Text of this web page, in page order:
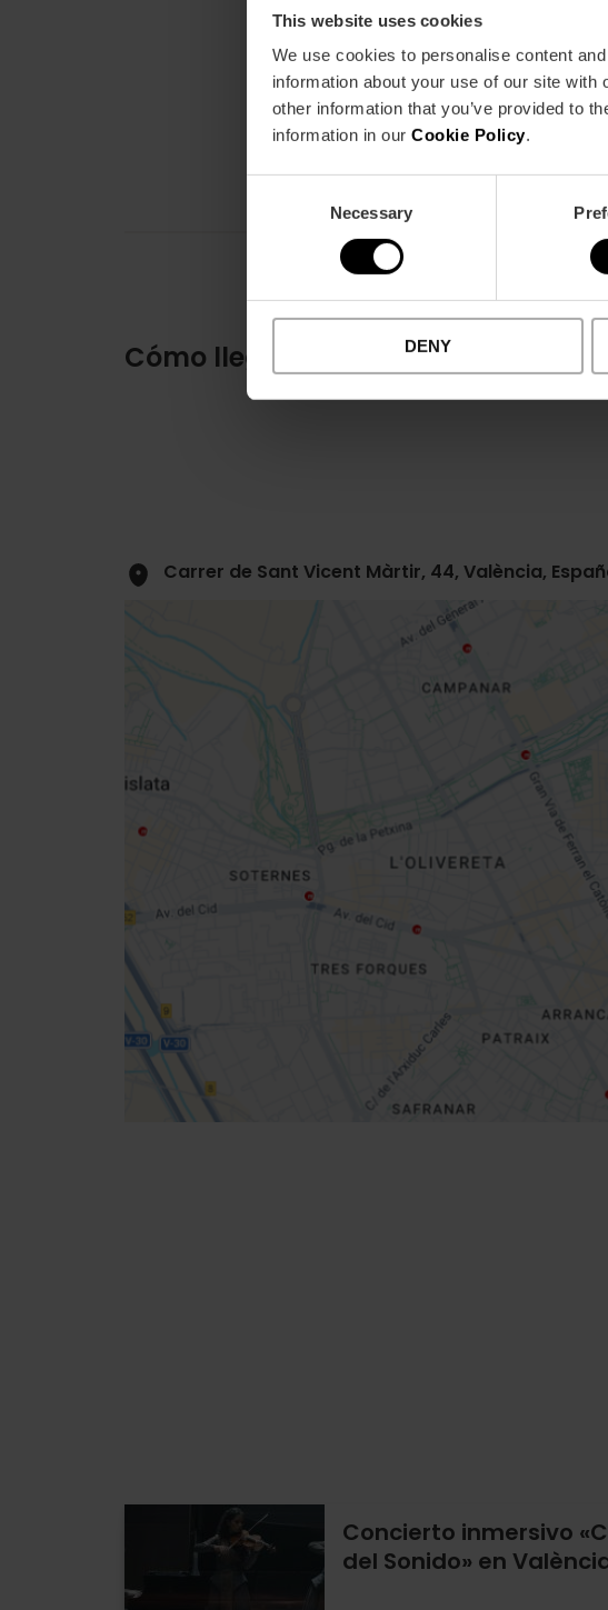
This website uses cookies
We use cookies to personalise content
information about your use of our site
other information that you’ve provided to
information in our Cookie Policy.
Necessary
DENY
Cómo llegar
L1,
Carrer de Sant Vicent Màrtir, 44, València,
Cómo llegar
sidebar
Concierto inmersivo
del Sonido» en